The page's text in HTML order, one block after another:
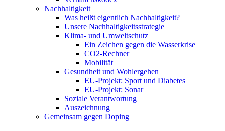
Nachhaltigkeit
Was heißt eigentlich Nachhaltigkeit?
Unsere Nachhaltigkeitsstrategie
Klima- und Umweltschutz
Ein Zeichen gegen die Wasserkrise
CO2-Rechner
Mobilität
Gesundheit und Wohlergehen
EU-Projekt: Sport und Diabetes
EU-Projekt: Sonar
Soziale Verantwortung
Auszeichnung
Gemeinsam gegen Doping